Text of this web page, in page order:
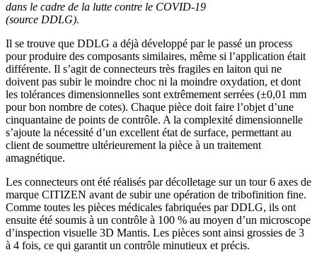
dans le cadre de la lutte contre le COVID-19
(source DDLG).
Il se trouve que DDLG a déjà développé par le passé un process
pour produire des composants similaires, même si l’application était
différente. Il s’agit de connecteurs très fragiles en laiton qui ne
doivent pas subir le moindre choc ni la moindre oxydation, et dont
les tolérances dimensionnelles sont extrêmement serrées (±0,01 mm
pour bon nombre de cotes). Chaque pièce doit faire l’objet d’une
cinquantaine de points de contrôle. A la complexité dimensionnelle
s’ajoute la nécessité d’un excellent état de surface, permettant au
client de soumettre ultérieurement la pièce à un traitement
amagnétique.
Les connecteurs ont été réalisés par décolletage sur un tour 6 axes de
marque CITIZEN avant de subir une opération de tribofinition fine.
Comme toutes les pièces médicales fabriquées par DDLG, ils ont
ensuite été soumis à un contrôle à 100 % au moyen d’un microscope
d’inspection visuelle 3D Mantis. Les pièces sont ainsi grossies de 3
à 4 fois, ce qui garantit un contrôle minutieux et précis.